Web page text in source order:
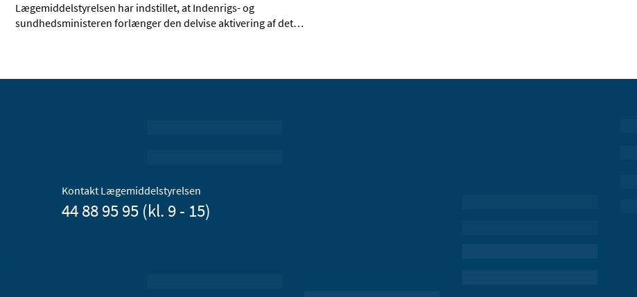
Lægemiddelstyrelsen har indstillet, at Indenrigs- og
sundhedsministeren forlænger den delvise aktivering af det…
Kontakt Lægemiddelstyrelsen
44 88 95 95 (kl. 9 - 15)